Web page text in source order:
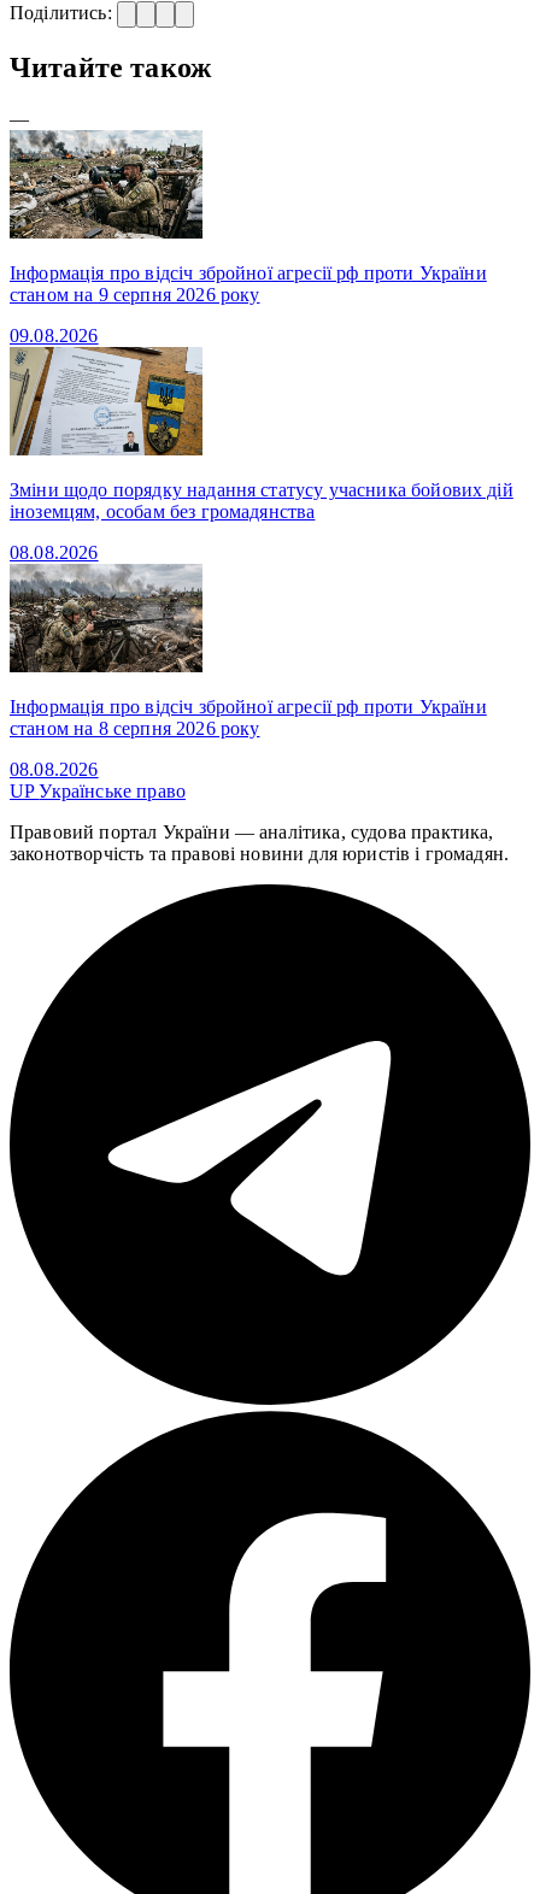
Поділитись:
Читайте також
—
Інформація про відсіч збройної агресії рф проти України
станом на 9 серпня 2026 року
09.08.2026
Зміни щодо порядку надання статусу учасника бойових дій
іноземцям, особам без громадянства
08.08.2026
Інформація про відсіч збройної агресії рф проти України
станом на 8 серпня 2026 року
08.08.2026
UPУкраїнське право
Правовий портал України — аналітика, судова практика,
законотворчість та правові новини для юристів і громадян.